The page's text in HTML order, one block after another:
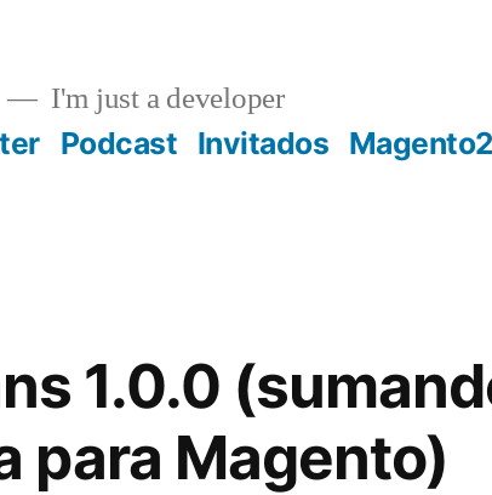
I'm just a developer
Podcast Invitados Magento2
1.0.0
para Magento)